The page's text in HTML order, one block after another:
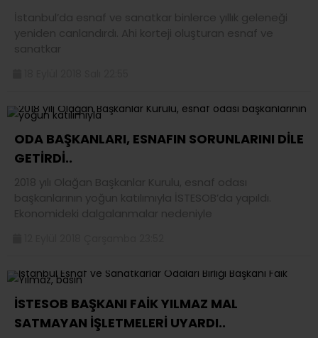
İstanbul’da esnaf ve sanatkar binlerce yıllık geleneği
yeniden canlandırdı. Ahi korteji oluşturan esnaf ve
sanatkar
ODA BAŞKANLARI, ESNAFIN SORUNLARINI DİLE
GETİRDİ..
2018 yılı Olağan Başkanlar Kurulu, esnaf odası
başkanlarının yoğun katılımıyla İSTESOB’da yapıldı.
Ekonomideki dalgalanmalar nedeniyle
İSTESOB BAŞKANI FAİK YILMAZ MAL
SATMAYAN İŞLETMELERİ UYARDI..